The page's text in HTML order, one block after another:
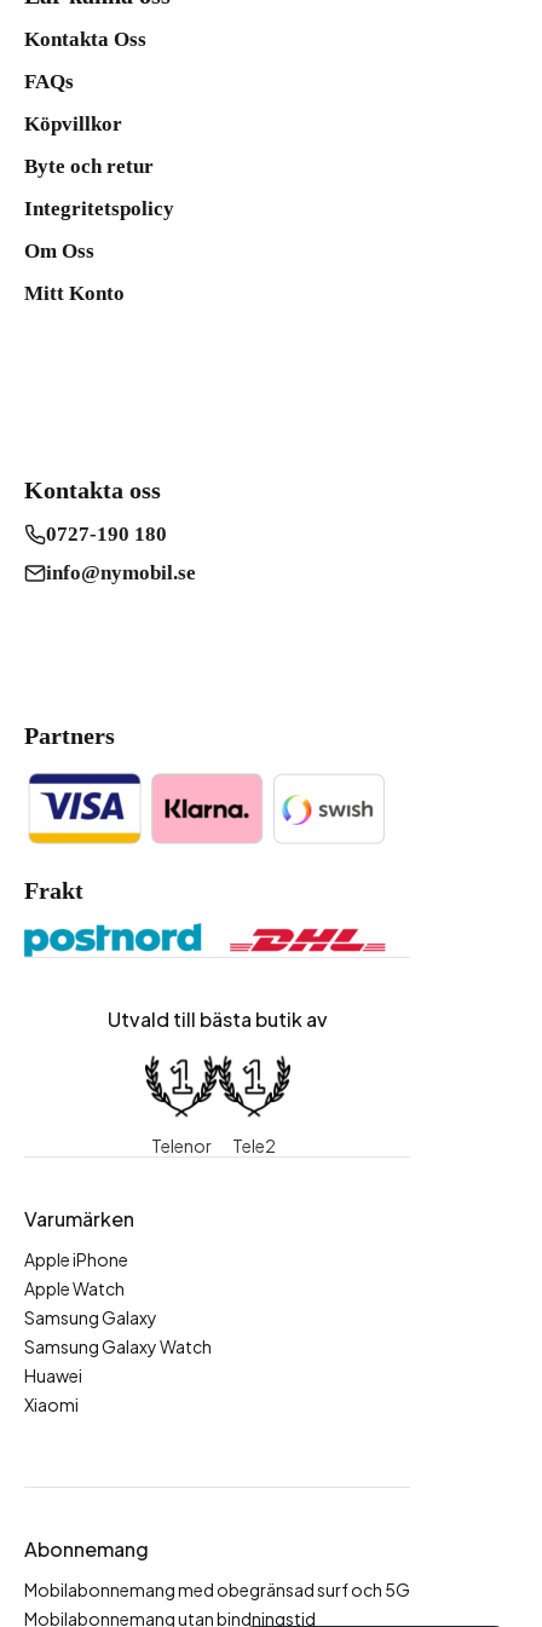
Kontakta Oss
FAQs
Köpvillkor
Byte och retur
Integritetspolicy
Om Oss
Mitt Konto
Kontakta oss
0727-190 180
info@nymobil.se
Partners
Frakt
Utvald till bästa butik av
Telenor Tele2
Varumärken
Apple iPhone
Apple Watch
Samsung Galaxy
Samsung Galaxy Watch
Huawei
Xiaomi
Abonnemang
Mobilabonnemang med obegränsad surf och 5G
Mobilabonnemang utan bindningstid